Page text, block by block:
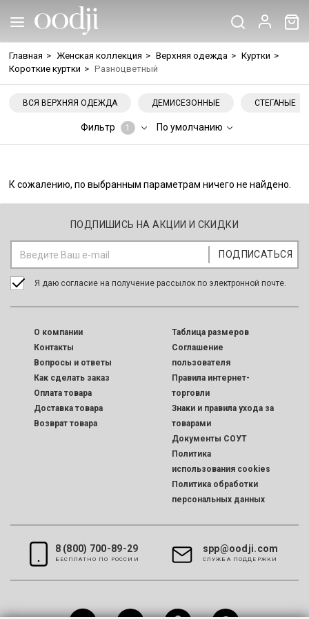
Главная > Женская коллекция > Верхняя одежда > Куртки >
Короткие куртки > Разноцветный
ВСЯ ВЕРХНЯЯ ОДЕЖДА ДЕМИСЕЗОННЫЕ СТЕГАНЫЕ
Фильтр 1 По умолчанию
К сожалению, по выбранным параметрам ничего не найдено.
ПОДПИШИСЬ НА АКЦИИ И СКИДКИ
Я даю согласие на получение рассылок по электронной почте.
O компании
Контакты
Вопросы и ответы
Как сделать заказ
Оплата товара
Доставка товара
Возврат товара
Таблица размеров
Соглашение
пользователя
Правила интернет-
торговли
Знаки и правила ухода за
товарами
Документы СОУТ
Политика
использования cookies
Политика обработки
персональных данных
8 (800) 700-89-29
БЕСПЛАТНО ПО РОССИИ
spp@oodji.com
CЛУЖБА ПОДДЕРЖКИ